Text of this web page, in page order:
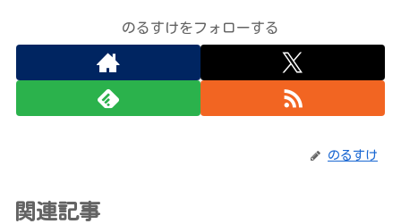
のるすけをフォローする
のるすけ
関連記事